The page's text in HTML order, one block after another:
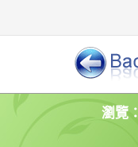
瀏覽：